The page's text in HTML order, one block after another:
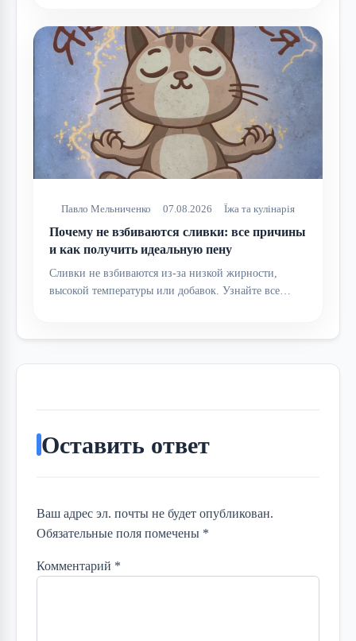
Павло Мельниченко 07.08.2026 Їжа та кулінарія
Почему не взбиваются сливки: все причины
и как получить идеальную пену
Сливки не взбиваются из-за низкой жирности,
высокой температуры или добавок. Узнайте все…
Оставить ответ
Ваш адрес эл. почты не будет опубликован.
Обязательные поля помечены *
Комментарий *